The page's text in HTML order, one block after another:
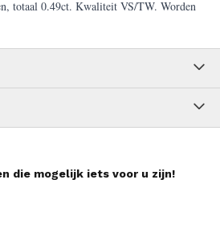
totaal 0.49ct. Kwaliteit VS/TW. Worden
die mogelijk iets voor u zijn!